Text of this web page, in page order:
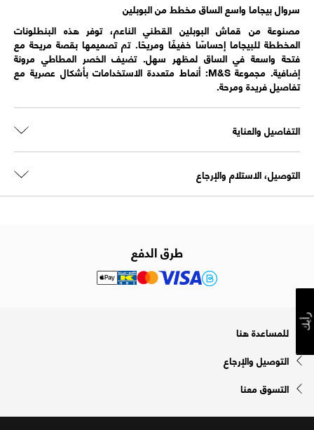
سروال بيجاما واسع الساق مخطط من البوبلين
مصنوعة من قماش البوبلين القطني الناعم، توفر هذه البنطلونات
المخططة للبيجاما إحساسًا خفيفًا ومريحًا. تم تصميمها بقصة مريحة مع
فتحة واسعة في الساق لمظهر سهل. تضيف الخصر المطاطي مرونة
إضافية. مجموعة M&S: أنماط متعددة الاستخدامات بأشكال عصرية مع
تفاصيل فريدة ومرحة.
التفاصيل والعناية
التوصيل، الاستلام والإرجاع
طرق الدفع
للمساعدة هنا
التوصيل والإرجاع
التسوق معنا
رأيك